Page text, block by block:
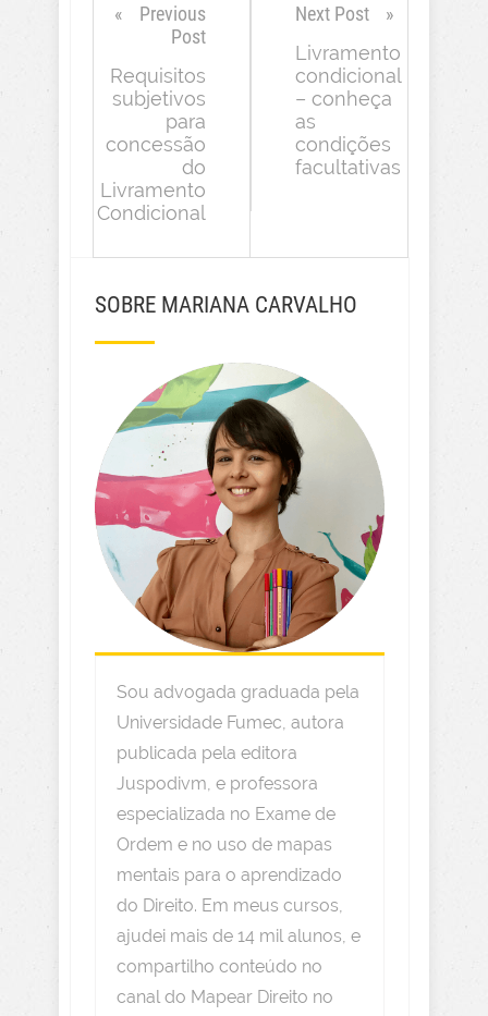
Previous
Post
Requisitos
subjetivos
para
concessão
do
Livramento
Condicional
Next Post
Livramento
condicional
– conheça
as
condições
facultativas
SOBRE MARIANA CARVALHO
Sou advogada graduada pela
Universidade Fumec, autora
publicada pela editora
Juspodivm, e professora
especializada no Exame de
Ordem e no uso de mapas
mentais para o aprendizado
do Direito. Em meus cursos,
ajudei mais de 14 mil alunos, e
compartilho conteúdo no
canal do Mapear Direito no